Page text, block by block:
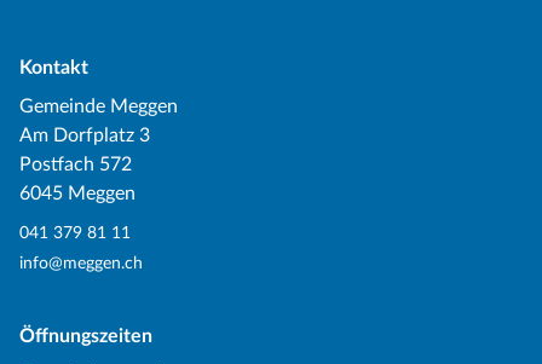
Kontakt
Gemeinde Meggen
Am Dorfplatz 3
Postfach 572
6045 Meggen
041 379 81 11
info@meggen.ch
Öffnungszeiten